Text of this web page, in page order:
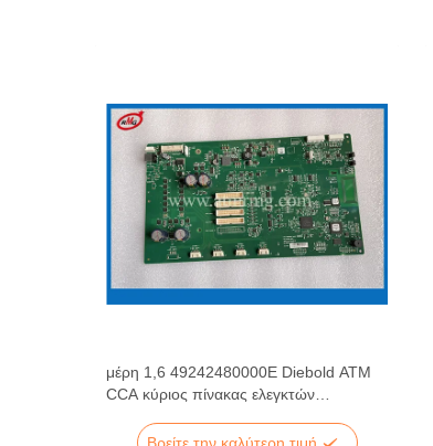
μέρη 1,6 49242480000E Diebold ATM
CCA κύριος πίνακας ελεγκτών
Βρείτε την καλύτερη τιμή